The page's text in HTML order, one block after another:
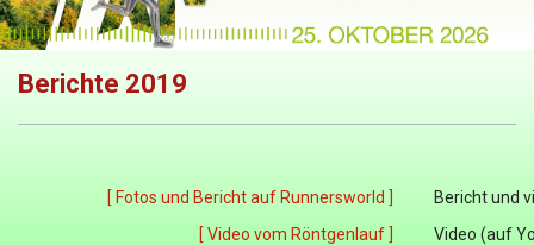
Berichte 2019
[ Fotos und Bericht auf Runnersworld ]
Bericht und
[ Video vom Röntgenlauf ]
Video (auf